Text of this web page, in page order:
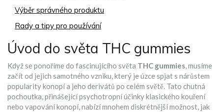
Výběr správného produktu
Rady a tipy pro používání
Úvod do světa THC gummies
Když se ponoříme do fascinujícího světa THC gummies, musíme
začít od jejich samotného vzniku, který je úzce spjat s nárůstem
popularity konopí a jeho derivátů po celém světě. Tato chutná
pochoutka, přinášející psychotropní účinky klasického kouření
nebo vapování konopí, nabízí mnohem diskrétnější možnost, jak